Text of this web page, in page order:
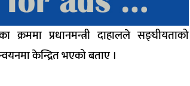
प्रधानमन्त्री दाहाललेसङ्घीयताको
केन्द्रित भएको बताए ।